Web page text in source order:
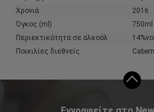
Χρονιά
2016
Όγκος (ml)
750ml
Περιεκτικότητα σε αλκοόλ
14%vol
Ποικιλίες διεθνείς